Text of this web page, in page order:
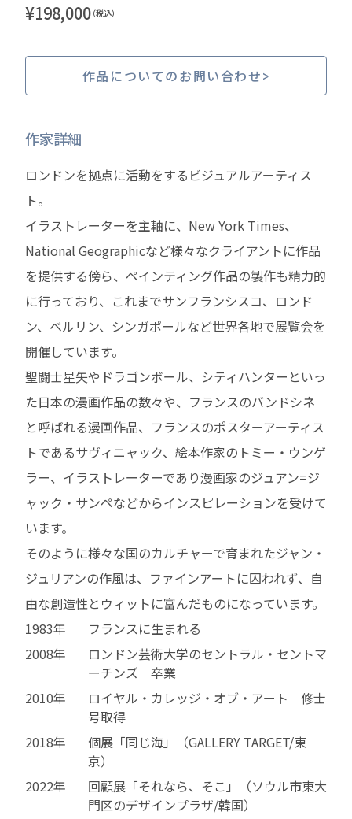
¥198,000 （税込）
作品についてのお問い合わせ
作家詳細
ロンドンを拠点に活動をするビジュアルアーティス
ト。
イラストレーターを主軸に、New York Times、
National Geographicなど様々なクライアントに作品
を提供する傍ら、ペインティング作品の製作も精力的
に行っており、これまでサンフランシスコ、ロンド
ン、ベルリン、シンガポールなど世界各地で展覧会を
開催しています。
聖闘士星矢やドラゴンボール、シティハンターといっ
た日本の漫画作品の数々や、フランスのバンドシネ
と呼ばれる漫画作品、フランスのポスターアーティス
トであるサヴィニャック、絵本作家のトミー・ウンゲ
ラー、イラストレーターであり漫画家のジュアン=ジ
ャック・サンペなどからインスピレーションを受けて
います。
そのように様々な国のカルチャーで育まれたジャン・
ジュリアンの作風は、ファインアートに囚われず、自
由な創造性とウィットに富んだものになっています。
1983年
フランスに生まれる
2008年
ロンドン芸術大学のセントラル・セントマ
ーチンズ 卒業
2010年
ロイヤル・カレッジ・オブ・アート 修士
号取得
2018年
個展「同じ海」（GALLERY TARGET/東
京）
2022年
回顧展「それなら、そこ」（ソウル市東大
門区のデザインプラザ/韓国）